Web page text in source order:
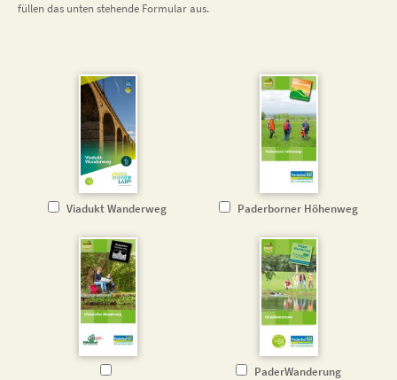
füllen das unten stehende Formular aus.
Viadukt Wanderweg Paderborner Höhenweg
PaderWanderung